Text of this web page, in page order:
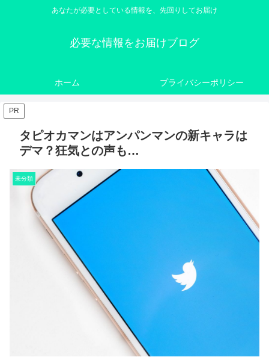
あなたが必要としている情報を、先回りしてお届け
必要な情報をお届けブログ
ホーム プライバシーポリシー
PR
タピオカマンはアンパンマンの新キャラは
デマ？狂気との声も…
未分類